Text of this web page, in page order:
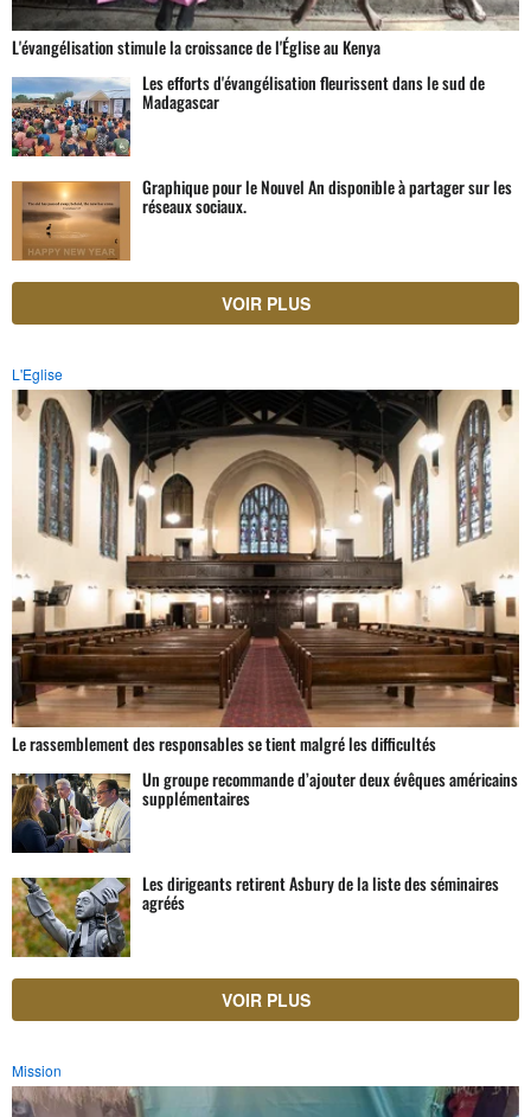
L'évangélisation stimule la croissance de l'Église au Kenya
Les efforts d'évangélisation fleurissent dans le sud de
Madagascar
Graphique pour le Nouvel An disponible à partager sur les
réseaux sociaux.
VOIR PLUS
L'Eglise
Le rassemblement des responsables se tient malgré les difficultés
Un groupe recommande d’ajouter deux évêques américains
supplémentaires
Les dirigeants retirent Asbury de la liste des séminaires
agréés
VOIR PLUS
Mission